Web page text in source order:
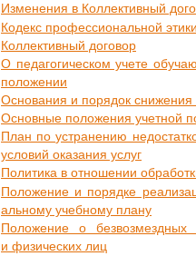
Изме­не­ния в Кол­лек­тив­ный
Кодекс про­фес­си­о­наль­ной
Кол­лек­тив­ный договор
О педа­го­ги­че­ском учете
положении
Осно­ва­ния и порядок сни­же­ния
Основ­ные поло­же­ния учетной
План по устра­не­нию
условий ока­за­ния услуг
Поли­ти­ка в отно­ше­нии
Поло­же­ние и порядке
аль­но­му учеб­но­му плану
Поло­же­ние о без­воз­мезд­ных
и физи­че­ских лиц